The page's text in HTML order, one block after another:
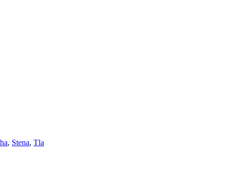
, Stena, Tla